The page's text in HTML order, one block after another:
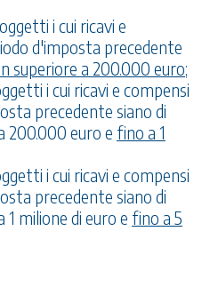
i cui ricavi e
d'imposta precedente
superiore a 200.000 euro;
i cui ricavi e compensi
precedente siano di
200.000 euro e fino a 1
i cui ricavi e compensi
precedente siano di
milione di euro e fino a 5